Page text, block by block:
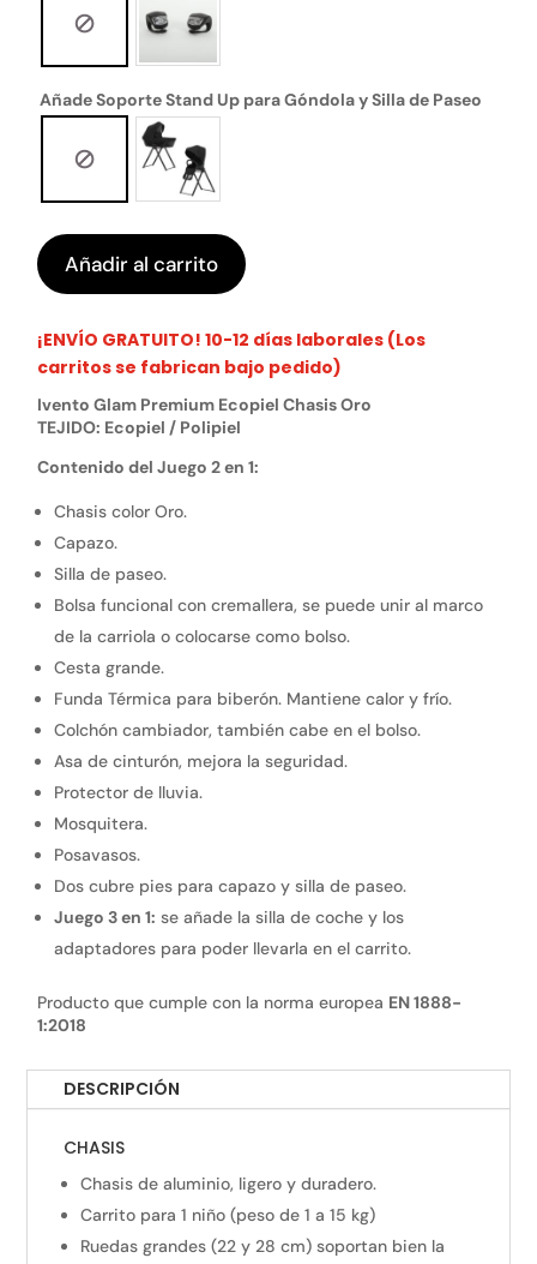
Añade Soporte Stand Up para Góndola y Silla de Paseo
Añadir al carrito
¡ENVÍO GRATUITO! 10-12 días laborales (Los
carritos se fabrican bajo pedido)
Ivento Glam Premium Ecopiel Chasis Oro
TEJIDO: Ecopiel / Polipiel
Contenido del Juego 2 en 1:
Chasis color Oro.
Capazo.
Silla de paseo.
Bolsa funcional con cremallera, se puede unir al marco
de la carriola o colocarse como bolso.
Cesta grande.
Funda Térmica para biberón. Mantiene calor y frío.
Colchón cambiador, también cabe en el bolso.
Asa de cinturón, mejora la seguridad.
Protector de lluvia.
Mosquitera.
Posavasos.
Dos cubre pies para capazo y silla de paseo.
Juego 3 en 1: se añade la silla de coche y los
adaptadores para poder llevarla en el carrito.
Producto que cumple con la norma europea EN 1888-
1:2018
DESCRIPCIÓN
CHASIS
Chasis de aluminio, ligero y duradero.
Carrito para 1 niño (peso de 1 a 15 kg)
Ruedas grandes (22 y 28 cm) soportan bien la